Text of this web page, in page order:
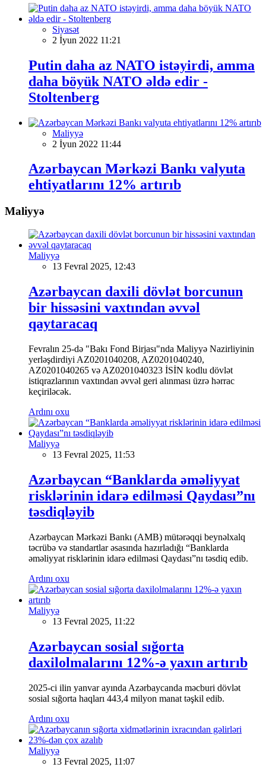
Siyasət
2 İyun 2022 11:21
Putin daha az NATO istəyirdi, amma
daha böyük NATO əldə edir -
Stoltenberg
Maliyyə
2 İyun 2022 11:44
Azərbaycan Mərkəzi Bankı valyuta
ehtiyatlarını 12% artırıb
Maliyyə
Maliyyə
13 Fevral 2025, 12:43
Azərbaycan daxili dövlət borcunun
bir hissəsini vaxtından əvvəl
qaytaracaq
Fevralın 25-də "Bakı Fond Birjası"nda Maliyyə Nazirliyinin
yerləşdirdiyi AZ0201040208, AZ0201040240,
AZ0201040265 və AZ0201040323 İSİN kodlu dövlət
istiqrazlarının vaxtından əvvəl geri alınması üzrə hərrac
keçiriləcək.
Ardını oxu
Maliyyə
13 Fevral 2025, 11:53
Azərbaycan “Banklarda əməliyyat
risklərinin idarə edilməsi Qaydası”nı
təsdiqləyib
Azərbaycan Mərkəzi Bankı (AMB) mütərəqqi beynəlxalq
təcrübə və standartlar əsasında hazırladığı “Banklarda
əməliyyat risklərinin idarə edilməsi Qaydası”nı təsdiq edib.
Ardını oxu
Maliyyə
13 Fevral 2025, 11:22
Azərbaycan sosial sığorta
daxilolmalarını 12%-ə yaxın artırıb
2025-ci ilin yanvar ayında Azərbaycanda məcburi dövlət
sosial sığorta haqları 443,4 milyon manat təşkil edib.
Ardını oxu
Maliyyə
13 Fevral 2025, 11:07